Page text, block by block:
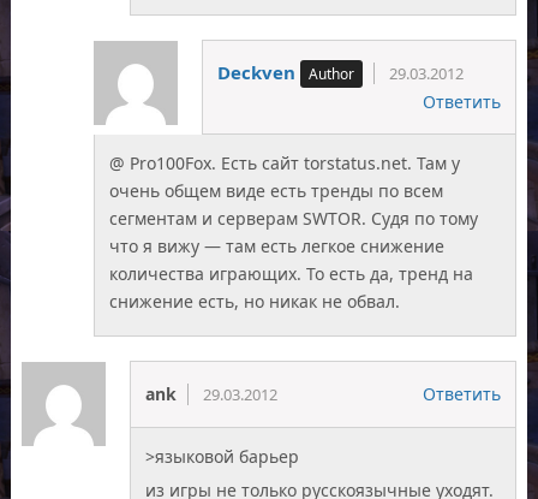
Deckven 29.03.2012
Ответить
@ Pro100Fox. Есть сайт torstatus.net. Там у
очень общем виде есть тренды по всем
сегментам и серверам SWTOR. Судя по тому
что я вижу — там есть легкое снижение
количества играющих. То есть да, тренд на
снижение есть, но никак не обвал.
ank 29.03.2012 Ответить
>языковой барьер
из игры не только русскоязычные уходят.